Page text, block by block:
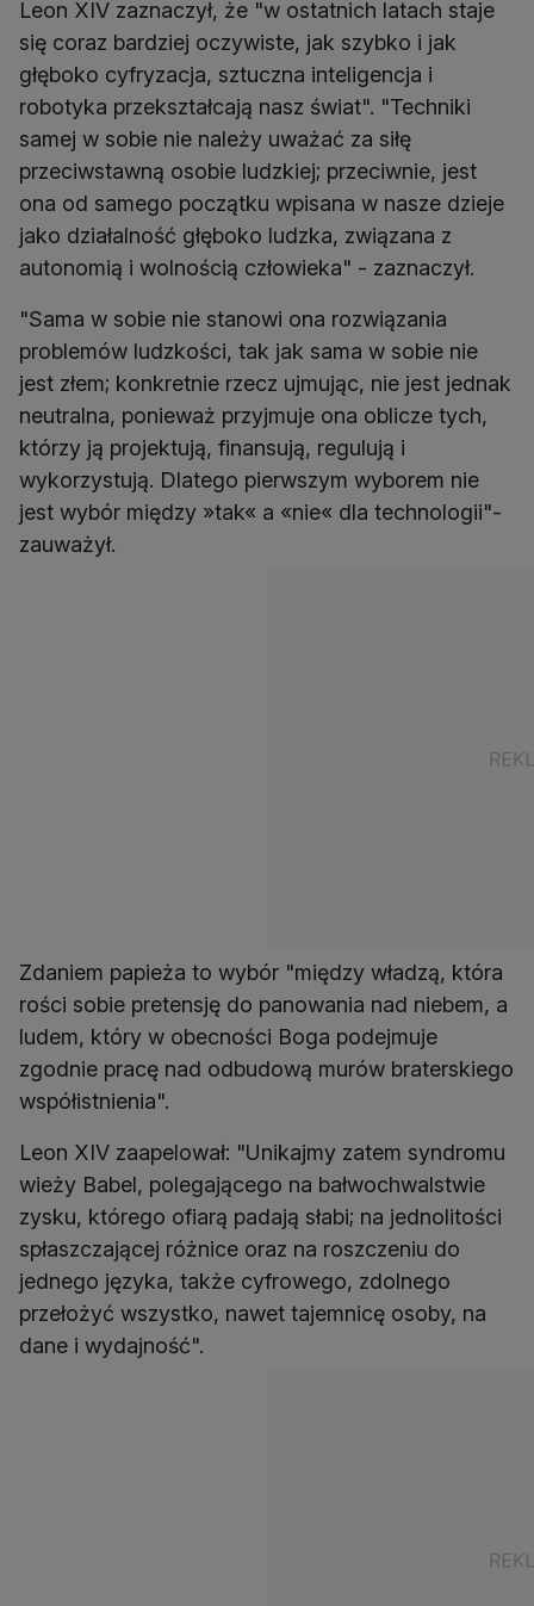
Leon XIV zaznaczył, że "w ostatnich latach staje
się coraz bardziej oczywiste, jak szybko i jak
głęboko cyfryzacja, sztuczna inteligencja i
robotyka przekształcają nasz świat". "Techniki
samej w sobie nie należy uważać za siłę
przeciwstawną osobie ludzkiej; przeciwnie, jest
ona od samego początku wpisana w nasze dzieje
jako działalność głęboko ludzka, związana z
autonomią i wolnością człowieka" - zaznaczył.
"Sama w sobie nie stanowi ona rozwiązania
problemów ludzkości, tak jak sama w sobie nie
jest złem; konkretnie rzecz ujmując, nie jest jednak
neutralna, ponieważ przyjmuje ona oblicze tych,
którzy ją projektują, finansują, regulują i
wykorzystują. Dlatego pierwszym wyborem nie
jest wybór między »tak« a «nie« dla technologii"-
zauważył.
Zdaniem papieża to wybór "między władzą, która
rości sobie pretensję do panowania nad niebem, a
ludem, który w obecności Boga podejmuje
zgodnie pracę nad odbudową murów braterskiego
współistnienia".
Leon XIV zaapelował: "Unikajmy zatem syndromu
wieży Babel, polegającego na bałwochwalstwie
zysku, którego ofiarą padają słabi; na jednolitości
spłaszczającej różnice oraz na roszczeniu do
jednego języka, także cyfrowego, zdolnego
przełożyć wszystko, nawet tajemnicę osoby, na
dane i wydajność".